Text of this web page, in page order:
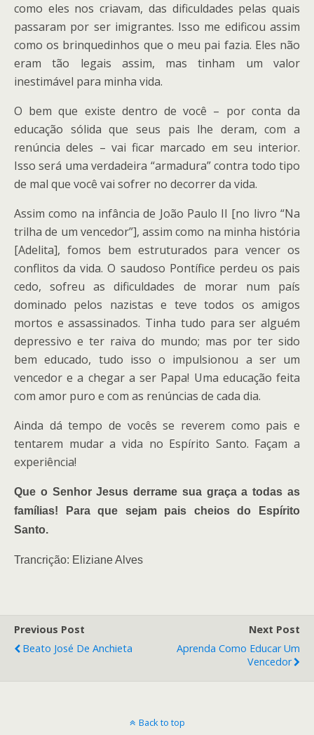
como eles nos criavam, das dificuldades pelas quais
passaram por ser imigrantes. Isso me edificou assim
como os brinquedinhos que o meu pai fazia. Eles não
eram tão legais assim, mas tinham um valor
inestimável para minha vida.
O bem que existe dentro de você – por conta da
educação sólida que seus pais lhe deram, com a
renúncia deles – vai ficar marcado em seu interior.
Isso será uma verdadeira “armadura” contra todo tipo
de mal que você vai sofrer no decorrer da vida.
Assim como na infância de João Paulo II [no livro “Na
trilha de um vencedor”], assim como na minha história
[Adelita], fomos bem estruturados para vencer os
conflitos da vida. O saudoso Pontífice perdeu os pais
cedo, sofreu as dificuldades de morar num país
dominado pelos nazistas e teve todos os amigos
mortos e assassinados. Tinha tudo para ser alguém
depressivo e ter raiva do mundo; mas por ter sido
bem educado, tudo isso o impulsionou a ser um
vencedor e a chegar a ser Papa! Uma educação feita
com amor puro e com as renúncias de cada dia.
Ainda dá tempo de vocês se reverem como pais e
tentarem mudar a vida no Espírito Santo. Façam a
experiência!
Que o Senhor Jesus derrame sua graça a todas as
famílias! Para que sejam pais cheios do Espírito
Santo.
Trancrição: Eliziane Alves
Previous Post
Beato José De Anchieta
Next Post
Aprenda Como Educar Um
Vencedor
Back to top